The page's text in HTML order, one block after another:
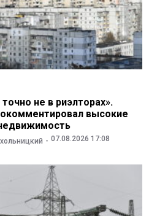
не в риэлторах».
высокие
07.08.2026 17:08